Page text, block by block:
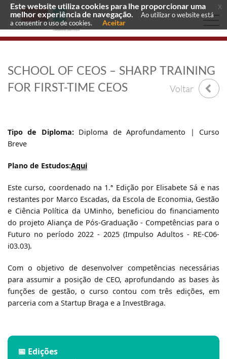
SCHOOL OF CEOS – SHARP TRAINING
FOR FIRST-TIME CEOS
Voltar
Tipo de Diploma: Diploma de Aprofundamento | Curso
Breve
Plano de Estudos:Aqui
Este curso, coordenado na 1.ª Edição por Elisabete Sá e nas
restantes por Marco Escadas, da Escola de Economia, Gestão
e Ciência Política da UMinho, beneficiou do financiamento
do projeto Aliança de Pós-Graduação - Competências para o
Futuro no período 2022 - 2025 (Impulso Adultos - RE-C06-
i03.03).
Com o objetivo de desenvolver competências necessárias
para assumir a posição de CEO, aprofundando as bases às
funções de gestão, o curso contou com três edições, em
parceria com a Startup Braga e a InvestBraga.
📅 Edições
Este website utiliza cookies para lhe proporcionar uma
melhor experiência de navegação.
Ao utilizar o website está
a consentir o uso de cookies.
Aceitar
x